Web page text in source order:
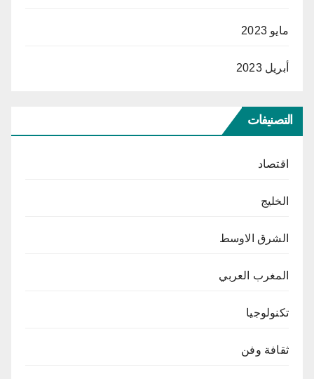
مايو 2023
أبريل 2023
التصنيفات
اقتصاد
الخليج
الشرق الاوسط
المغرب العربي
تكنولوجيا
ثقافة وفن